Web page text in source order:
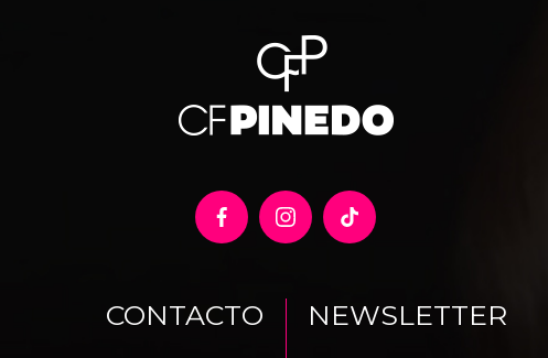
CONTACTO NEWSLETTER